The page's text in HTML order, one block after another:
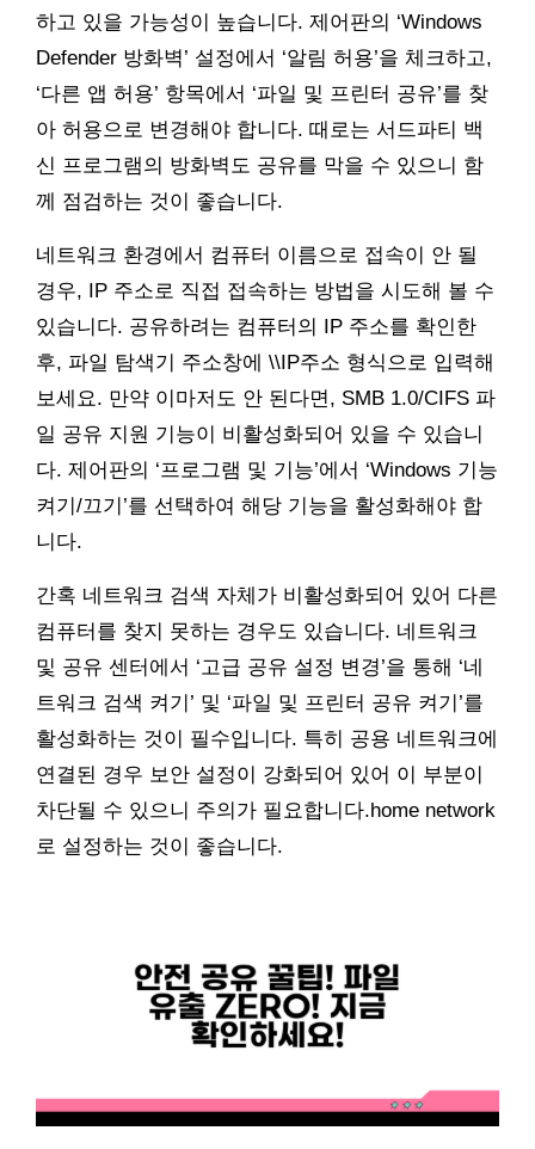
하고 있을 가능성이 높습니다. 제어판의 ‘Windows
Defender 방화벽’ 설정에서 ‘알림 허용’을 체크하고,
‘다른 앱 허용’ 항목에서 ‘파일 및 프린터 공유’를 찾
아 허용으로 변경해야 합니다. 때로는 서드파티 백
신 프로그램의 방화벽도 공유를 막을 수 있으니 함
께 점검하는 것이 좋습니다.
네트워크 환경에서 컴퓨터 이름으로 접속이 안 될
경우, IP 주소로 직접 접속하는 방법을 시도해 볼 수
있습니다. 공유하려는 컴퓨터의 IP 주소를 확인한
후, 파일 탐색기 주소창에 \\IP주소 형식으로 입력해
보세요. 만약 이마저도 안 된다면, SMB 1.0/CIFS 파
일 공유 지원 기능이 비활성화되어 있을 수 있습니
다. 제어판의 ‘프로그램 및 기능’에서 ‘Windows 기능
켜기/끄기’를 선택하여 해당 기능을 활성화해야 합
니다.
간혹 네트워크 검색 자체가 비활성화되어 있어 다른
컴퓨터를 찾지 못하는 경우도 있습니다. 네트워크
및 공유 센터에서 ‘고급 공유 설정 변경’을 통해 ‘네
트워크 검색 켜기’ 및 ‘파일 및 프린터 공유 켜기’를
활성화하는 것이 필수입니다. 특히 공용 네트워크에
연결된 경우 보안 설정이 강화되어 있어 이 부분이
차단될 수 있으니 주의가 필요합니다.home network
로 설정하는 것이 좋습니다.